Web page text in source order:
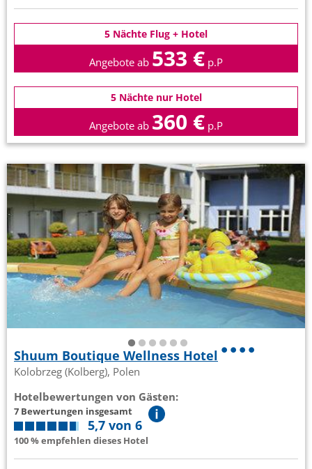
5 Nächte Flug + Hotel
Angebote ab 533 € p.P
5 Nächte nur Hotel
Angebote ab 360 € p.P
Shuum Boutique Wellness Hotel
Kolobrzeg (Kolberg), Polen
Hotelbewertungen von Gästen:
7 Bewertungen insgesamt
5,7 von 6
100 % empfehlen dieses Hotel